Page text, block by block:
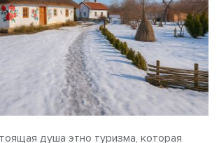
душа этно туризма, которая